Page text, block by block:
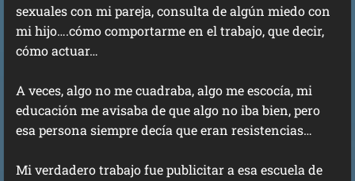
sexuales con mi pareja, consulta de algún miedo con
mi hijo….cómo comportarme en el trabajo, que decir,
cómo actuar…
A veces, algo no me cuadraba, algo me escocía, mi
educación me avisaba de que algo no iba bien, pero
esa persona siempre decía que eran resistencias…
Mi verdadero trabajo fue publicitar a esa escuela de